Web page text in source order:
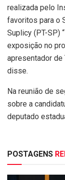
realizada pelo
favoritos para o
Suplicy (PT-SP)
exposição no
apresentador de
disse.
Na reunião de
sobre a
deputado
POSTAGENS